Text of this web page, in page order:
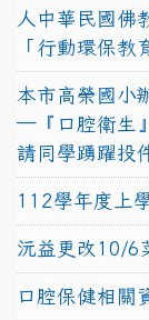
人中華民國佛
「行動環保
本市高榮國小
─『口腔衛生
請同學踴躍投
112學年度上
沅益更改10/6
口腔保健相關